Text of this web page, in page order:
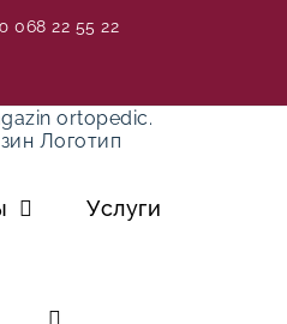
068 22 55 22
Услуги